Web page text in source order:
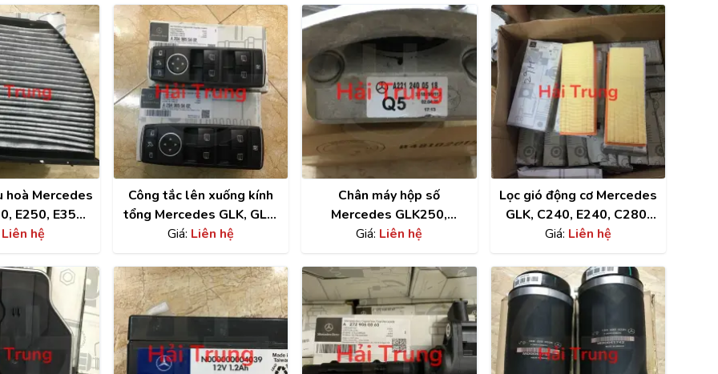
A0084201320
hoà Mercedes
chính
Liên hệ
Công tắc lên xuống kính
tổng Mercedes GLK, GLE,
GLC W204 chính hãng
Giá: Liên hệ
Chân máy hộp số
Mercedes GLK250,
GLK300, GLK220, C250,
A2212400518
Giá: Liên hệ
Lọc gió động cơ Mercedes
GLK, C240, E240, C280,
E280, E200, E300 chính
Giá: Liên hệ